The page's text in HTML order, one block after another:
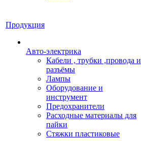
Продукция
Авто-электрика
Кабели , трубки ,провода и
разъёмы
Лампы
Оборудование и
инструмент
Предохранители
Расходные материалы для
пайки
Стяжки пластиковые